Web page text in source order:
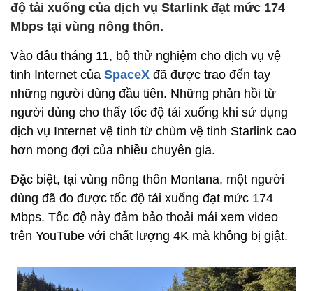
độ tải xuống của dịch vụ Starlink đạt mức 174
Mbps tại vùng nông thôn.
Vào đầu tháng 11, bộ thử nghiệm cho dịch vụ vệ
tinh Internet của SpaceX đã được trao đến tay
những người dùng đầu tiên. Những phản hồi từ
người dùng cho thấy tốc độ tải xuống khi sử dụng
dịch vụ Internet vệ tinh từ chùm vệ tinh Starlink cao
hơn mong đợi của nhiều chuyên gia.
Đặc biệt, tại vùng nông thôn Montana, một người
dùng đã đo được tốc độ tải xuống đạt mức 174
Mbps. Tốc độ này đảm bảo thoải mái xem video
trên YouTube với chất lượng 4K mà không bị giật.